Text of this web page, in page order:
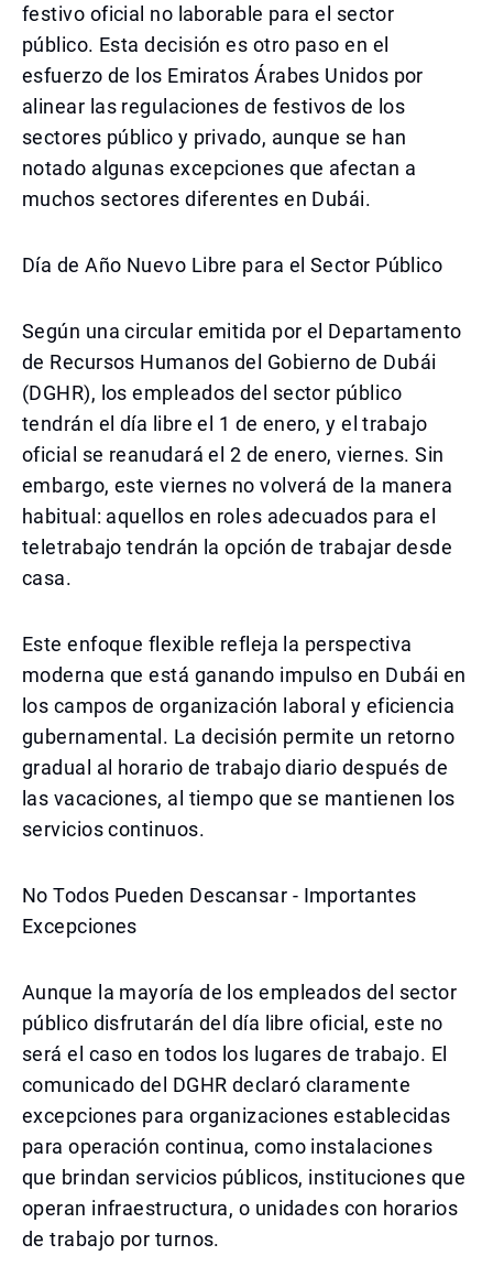
festivo oficial no laborable para el sector
público. Esta decisión es otro paso en el
esfuerzo de los Emiratos Árabes Unidos por
alinear las regulaciones de festivos de los
sectores público y privado, aunque se han
notado algunas excepciones que afectan a
muchos sectores diferentes en Dubái.
Día de Año Nuevo Libre para el Sector Público
Según una circular emitida por el Departamento
de Recursos Humanos del Gobierno de Dubái
(DGHR), los empleados del sector público
tendrán el día libre el 1 de enero, y el trabajo
oficial se reanudará el 2 de enero, viernes. Sin
embargo, este viernes no volverá de la manera
habitual: aquellos en roles adecuados para el
teletrabajo tendrán la opción de trabajar desde
casa.
Este enfoque flexible refleja la perspectiva
moderna que está ganando impulso en Dubái en
los campos de organización laboral y eficiencia
gubernamental. La decisión permite un retorno
gradual al horario de trabajo diario después de
las vacaciones, al tiempo que se mantienen los
servicios continuos.
No Todos Pueden Descansar - Importantes
Excepciones
Aunque la mayoría de los empleados del sector
público disfrutarán del día libre oficial, este no
será el caso en todos los lugares de trabajo. El
comunicado del DGHR declaró claramente
excepciones para organizaciones establecidas
para operación continua, como instalaciones
que brindan servicios públicos, instituciones que
operan infraestructura, o unidades con horarios
de trabajo por turnos.